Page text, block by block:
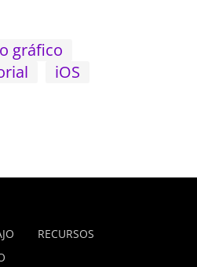
gráfico
iOS
RECURSOS